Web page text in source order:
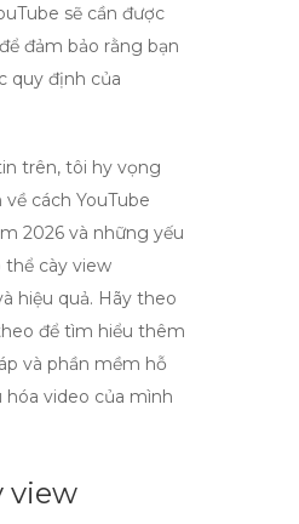
sẽ cần được
đảm bảo rằng bạn
quy định của
trên, tôi hy vọng
cách YouTube
2026 và những yếu
thể cày view
hiệu quả. Hãy theo
để tìm hiểu thêm
và phần mềm hỗ
video của mình
view